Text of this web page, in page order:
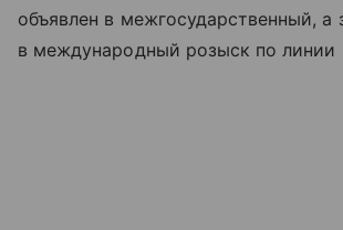
объявлен в межгосударственный, а
в международный розыск по линии